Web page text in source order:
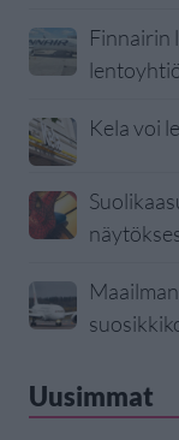
Finnairin
Kela voi
Uusimmat